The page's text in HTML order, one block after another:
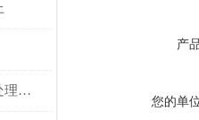
西门子电机抱闸卡死转不动处理判断维修
产
您的单